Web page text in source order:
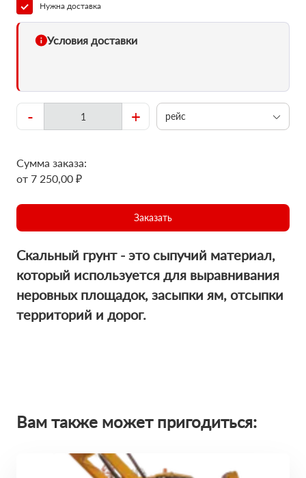
Нужна доставка
Условия доставки
- + рейс
Сумма заказа:
от 7 250,00 ₽
Заказать
Скальный грунт - это сыпучий материал,
который используется для выравнивания
неровных площадок, засыпки ям, отсыпки
территорий и дорог.
Вам также может пригодиться: